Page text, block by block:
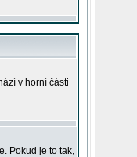
v horní části
Pokud je to tak,